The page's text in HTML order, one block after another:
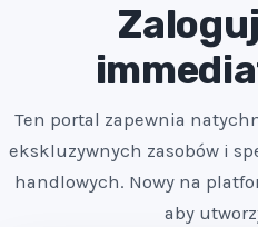
Ten portal zapewnia
ekskluzywnych zasobów i
handlowych. Nowy na
aby